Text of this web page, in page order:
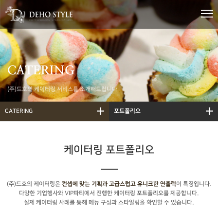
CATERING
(주)드호의 케이터링 서비스를 소개해드립니다
CATERING 포트폴리오
케이터링 포트폴리오
(주)드호의 케이터링은 컨셉에 맞는 기획과 고급스럽고 유니크한 연출력이 특징입니다.
다양한 기업행사와 VIP파티에서 진행한 케이터링 포트폴리오를 제공합니다.
실제 케이터링 사례를 통해 메뉴 구성과 스타일링을 확인할 수 있습니다.